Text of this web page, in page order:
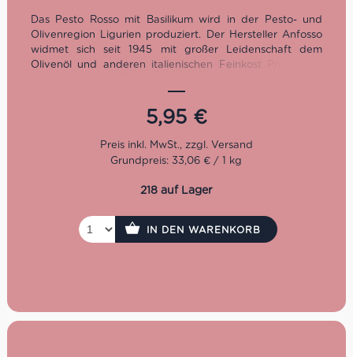
Das Pesto Rosso mit Basilikum wird in der Pesto- und
Olivenregion Ligurien produziert. Der Hersteller Anfosso
widmet sich seit 1945 mit großer Leidenschaft dem
Olivenöl und anderen italienischen Feinkost Produkten,
Zutaten baut Anfosso noch selbst an. Mit behutsamen,
ursprünglichen Methoden, viel Geduld und Erfahrung
kommt nun mal die beste Qualität. Darum jetzt
unbedingt dieses zauberhafte Pesto Rosso mit Basilikum
5,95 €
Grundpreis: 33,06 € / 1 kg
218 auf Lager
IN DEN WARENKORB